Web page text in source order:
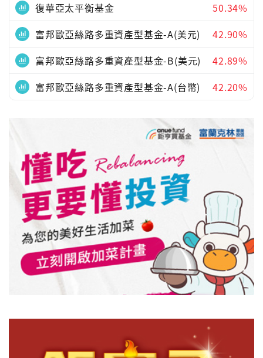
復華亞太平衡基金
50.34%
富邦歐亞絲路多重資產型基金-A(美元)
42.90%
富邦歐亞絲路多重資產型基金-B(美元)
42.89%
富邦歐亞絲路多重資產型基金-A(台幣)
42.20%